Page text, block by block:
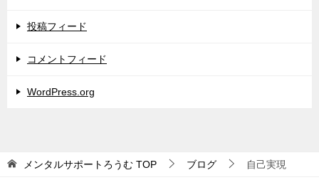
投稿フィード
コメントフィード
WordPress.org
メンタルサポートろうむ TOP ブログ 自己実現